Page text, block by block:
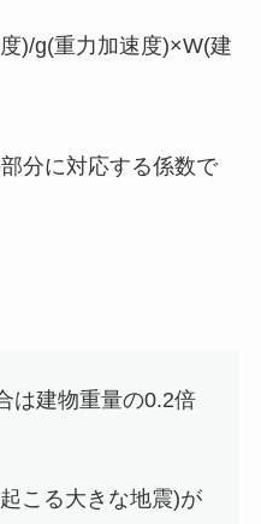
)/g(重力加速度)×W(建
分に対応する係数で
は建物重量の0.2倍
こる大きな地震)が